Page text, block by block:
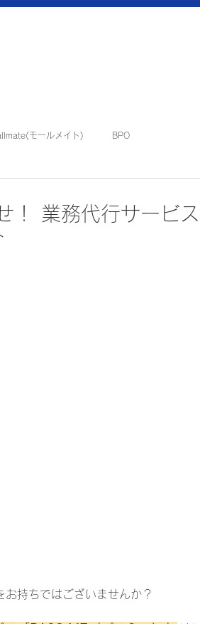
モールメイト) BPO
！ 業務代行サービス
お持ちではございませんか？